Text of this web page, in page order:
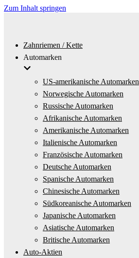
Zum Inhalt springen
Zahnriemen / Kette
Automarken
US-amerikanische Automarken
Norwegische Automarken
Russische Automarken
Afrikanische Automarken
Amerikanische Automarken
Italienische Automarken
Französische Automarken
Deutsche Automarken
Spanische Automarken
Chinesische Automarken
Südkoreanische Automarken
Japanische Automarken
Asiatische Automarken
Britische Automarken
Auto-Aktien